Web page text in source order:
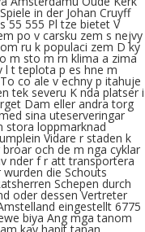
in der Johan Cruyff
55 555 Pl tze bietet V
po v carsku zem s nejvy
ru k populaci zem D ky
m sto m rn klima a zima
l t teplota p es hne m
co ale v echny p itahuje
tek severu K nda platser i
Dam eller andra torg
sina uteserveringar
stora loppmarknad
Vidare r staden k
och de m nga cyklar
nder f r att transportera
die Schouts
Schepen durch
oder dessen Vertreter
eingestellt 6775
biya Ang mga tanom